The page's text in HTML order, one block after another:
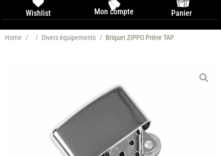
Wishlist Mon compte Panier
Home / / Divers équipements / Briquet ZIPPO Prière TAP